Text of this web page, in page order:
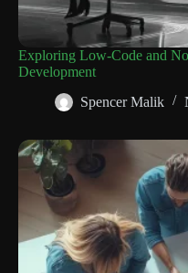
Exploring Low-Code and
Development
Spencer Malik